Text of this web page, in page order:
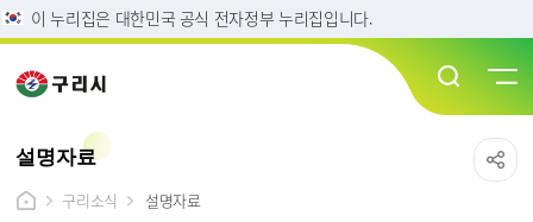
이 누리집은 대한민국 공식 전자정부 누리집입니다.
설명자료
구리소식
설명자료